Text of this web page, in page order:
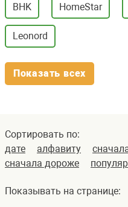
BHK HomeStar
Leonord
Показать всех
Сортировать по:
дате
алфавиту
сначала дороже
Показывать на странице: